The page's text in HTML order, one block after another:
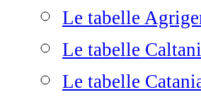
Le tabelle
Le tabelle
Le tabelle